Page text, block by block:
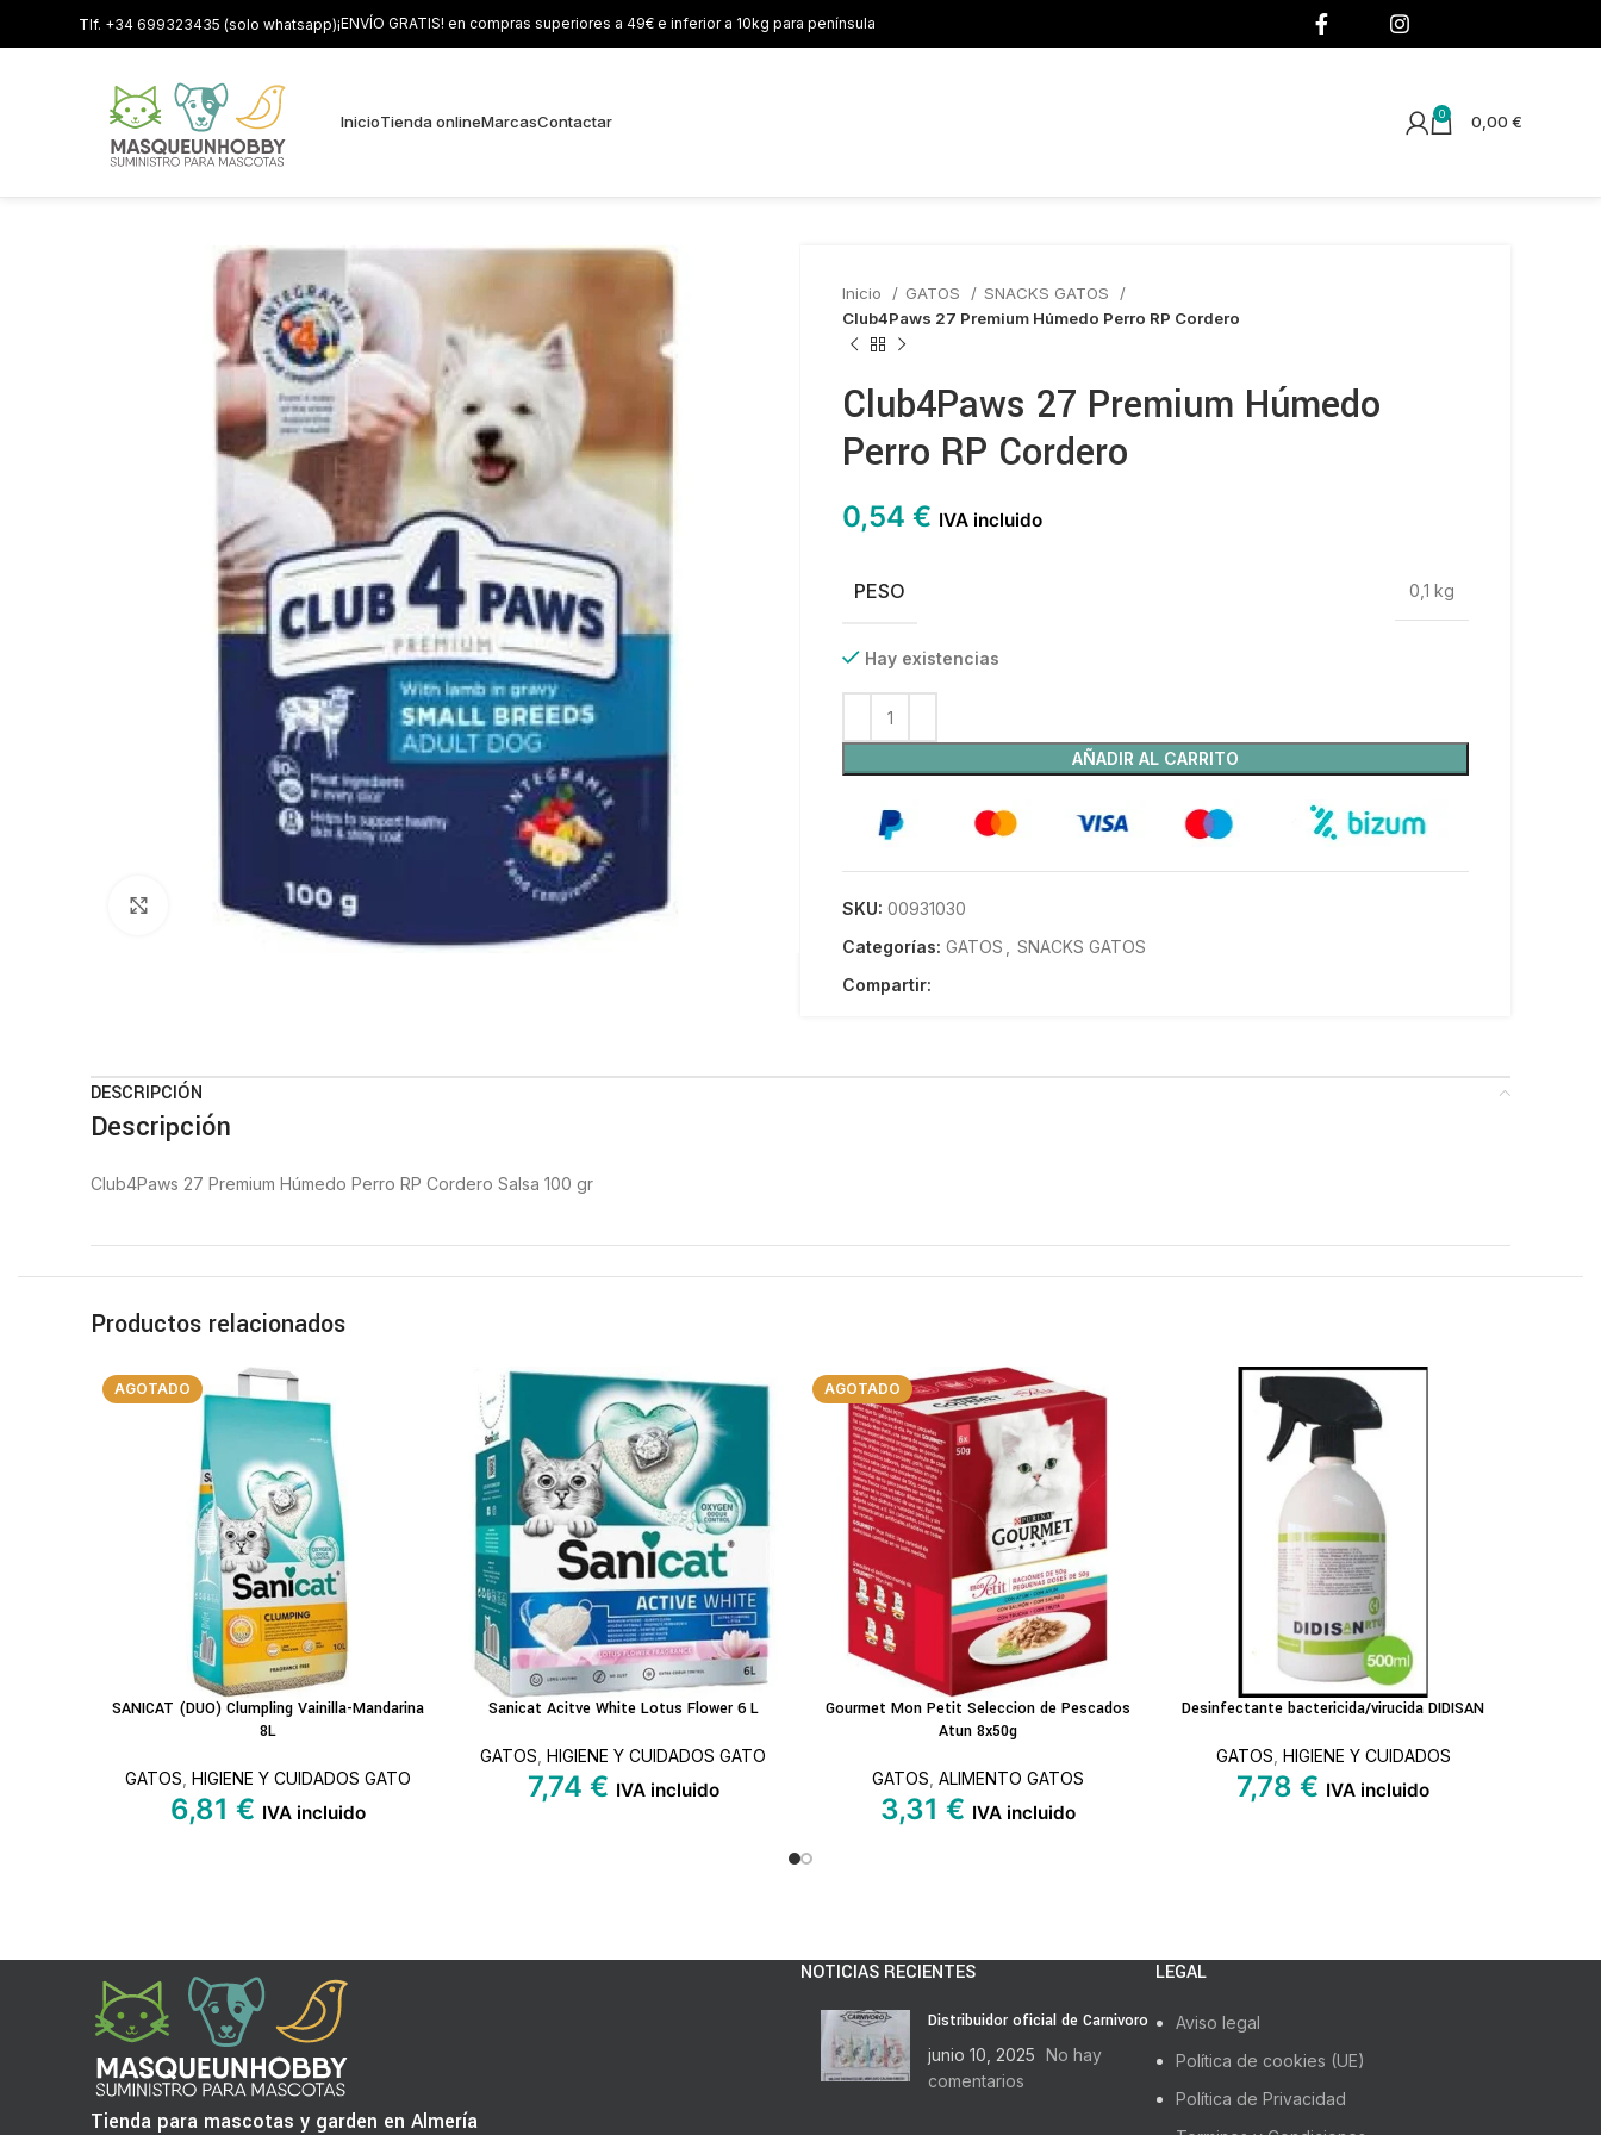
Tlf. +34 699323435 (solo whatsapp)¡ENVÍO GRATIS! en compras superiores a 49€ e inferior a 10kg para península
InicioTienda onlineMarcasContactar 0 0,00 €
Haga clic para ampliar
Inicio GATOS
SNACKS GATOS
Club4Paws 27 Premium Húmedo Perro RP Cordero
Club4Paws 27 Premium Húmedo
Perro RP Cordero
0,54 € IVA incluido
PESO 0,1 kg
Hay existencias
AÑADIR AL CARRITO
SKU: 00931030
Categorías: GATOS
SNACKS GATOS
Compartir:
DESCRIPCIÓN
Descripción
Club4Paws 27 Premium Húmedo Perro RP Cordero Salsa 100 gr
Productos relacionados
AGOTADO
LEER MÁS
SANICAT (DUO) Clumpling Vainilla-Mandarina
8L
GATOS HIGIENE Y CUIDADOS GATO
6,81 € IVA incluido
AÑADIR AL CARRITO
Sanicat Acitve White Lotus Flower 6 L
GATOS HIGIENE Y CUIDADOS GATO
7,74 € IVA incluido
AGOTADO
LEER MÁS
Gourmet Mon Petit Seleccion de Pescados
Atun 8x50g
GATOS ALIMENTO GATOS
3,31 € IVA incluido
AÑADIR AL CARRITO
Desinfectante bactericida/virucida DIDISAN
GATOS HIGIENE Y CUIDADOS
7,78 € IVA incluido
Tienda para mascotas y garden en Almería
NOTICIAS RECIENTES
Distribuidor oficial de Carnivoro
junio 10, 2025 No hay
comentarios
LEGAL
Aviso legal
Política de cookies (UE)
Política de Privacidad